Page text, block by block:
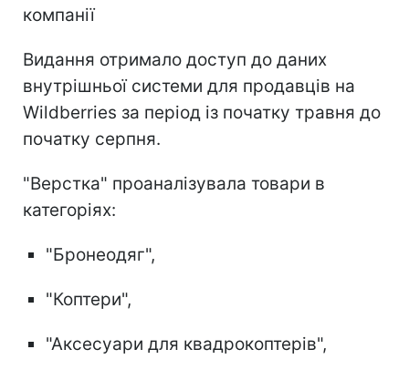
компанії
Видання отримало доступ до даних
внутрішньої системи для продавців на
Wildberries за період із початку травня до
початку серпня.
"Верстка" проаналізувала товари в
категоріях:
"Бронеодяг",
"Коптери",
"Аксесуари для квадрокоптерів",